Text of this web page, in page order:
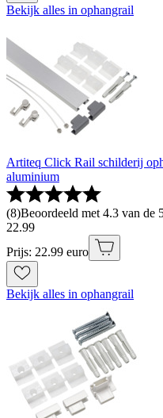
Bekijk alles in ophangrail
Artiteq Click Rail schilderij
aluminium
(8)Beoordeeld met 4.3 van de
22.99
Prijs: 22.99 euro
Bekijk alles in ophangrail